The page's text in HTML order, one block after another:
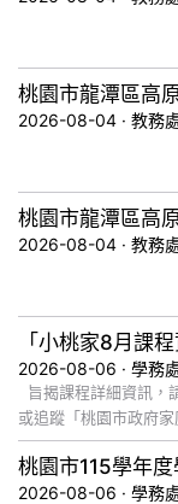
2026-08-04 · 教務
2026-08-04 · 教務
2026-08-06 · 學務
或追蹤「桃園市政府
桃園市115學年
2026-08-06 · 學務